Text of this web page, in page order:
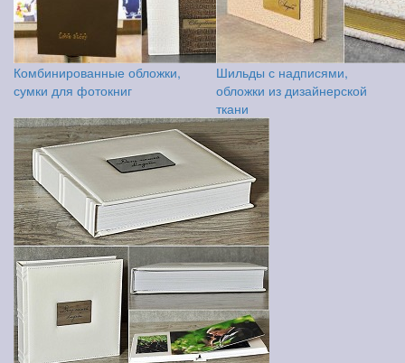
Комбинированные обложки,
сумки для фотокниг
Шильды с надписями,
обложки из дизайнерской
ткани